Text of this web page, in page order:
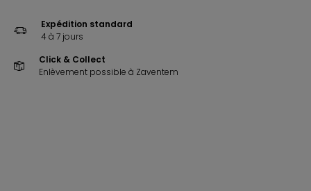
Expédition standard
4 à 7 jours
Click & Collect
Enlèvement possible à Zaventem